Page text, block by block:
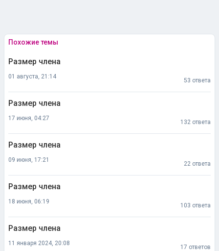
Похожие темы
Размер члена
01 августа, 21:14
53 ответа
Размер члена
17 июня, 04:27
132 ответа
Размер члена
09 июня, 17:21
22 ответа
Размер члена
18 июня, 06:19
103 ответа
Размер члена
11 января 2024, 20:08
17 ответов